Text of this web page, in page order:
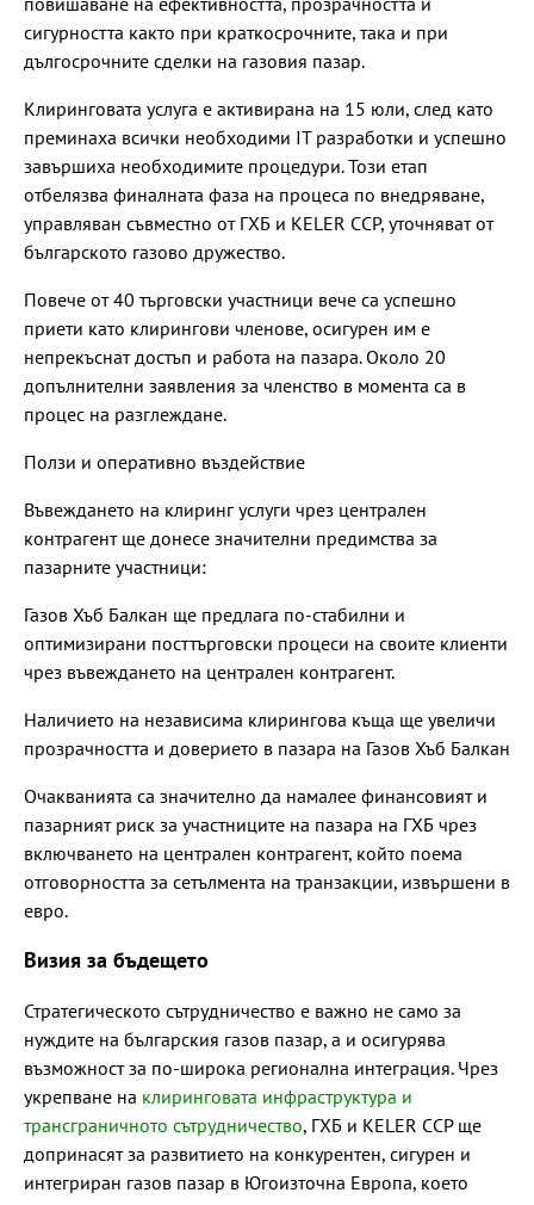
сигурността както при краткосрочните, така и при
дългосрочните сделки на газовия пазар.
Клиринговата услуга е активирана на 15 юли, след като
преминаха всички необходими IT разработки и успешно
завършиха необходимите процедури. Този етап
отбелязва финалната фаза на процеса по внедряване,
управляван съвместно от ГХБ и KELER CCP, уточняват от
българското газово дружество.
Повече от 40 търговски участници вече са успешно
приети като клирингови членове, осигурен им е
непрекъснат достъп и работа на пазара. Около 20
допълнителни заявления за членство в момента са в
процес на разглеждане.
Ползи и оперативно въздействие
Въвеждането на клиринг услуги чрез централен
контрагент ще донесе значителни предимства за
пазарните участници:
Газов Хъб Балкан ще предлага по-стабилни и
оптимизирани посттърговски процеси на своите клиенти
чрез въвеждането на централен контрагент.
Наличието на независима клирингова къща ще увеличи
прозрачността и доверието в пазара на Газов Хъб Балкан
Очакванията са значително да намалее финансовият и
пазарният риск за участниците на пазара на ГХБ чрез
включването на централен контрагент, който поема
отговорността за сетълмента на транзакции, извършени в
евро.
Визия за бъдещето
Стратегическото сътрудничество е важно не само за
нуждите на българския газов пазар, а и осигурява
възможност за по-широка регионална интеграция. Чрез
укрепване на клиринговата инфраструктура и
трансграничното сътрудничество, ГХБ и KELER CCP ще
допринасят за развитието на конкурентен, сигурен и
интегриран газов пазар в Югоизточна Европа, което